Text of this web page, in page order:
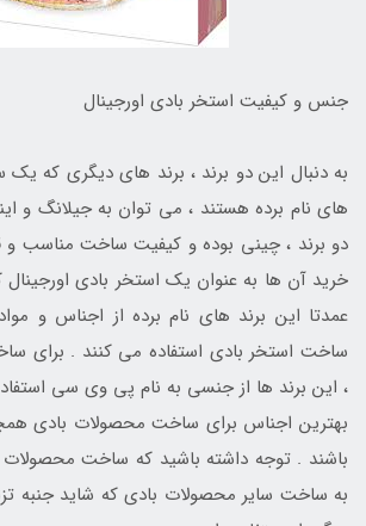
جنس و کیفیت استخر بادی اورجینال
به دنبال این دو برند ، برند های دیگری که یک
های نام برده هستند ، می توان به جیلانگ و
دو برند ، چینی بوده و کیفیت ساخت مناسب و
خرید آن ها به عنوان یک استخر بادی اورجینال
عمدتا این برند های نام برده از اجناس و
ساخت استخر بادی استفاده می کنند . برای
، این برند ها از جنسی به نام پی وی سی
بهترین اجناس برای ساخت محصولات بادی
باشند . توجه داشته باشید که ساخت
به ساخت سایر محصولات بادی که شاید جنبه